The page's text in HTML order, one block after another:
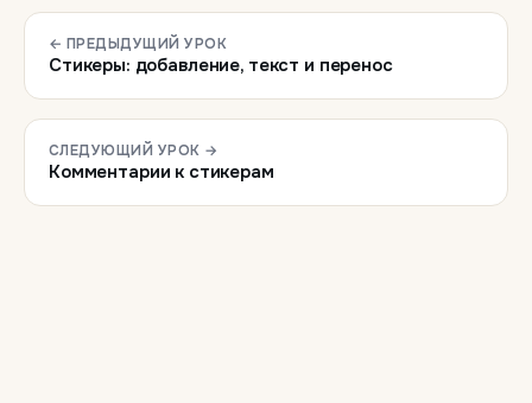
← ПРЕДЫДУЩИЙ УРОК
Стикеры: добавление, текст и перенос
СЛЕДУЮЩИЙ УРОК →
Комментарии к стикерам